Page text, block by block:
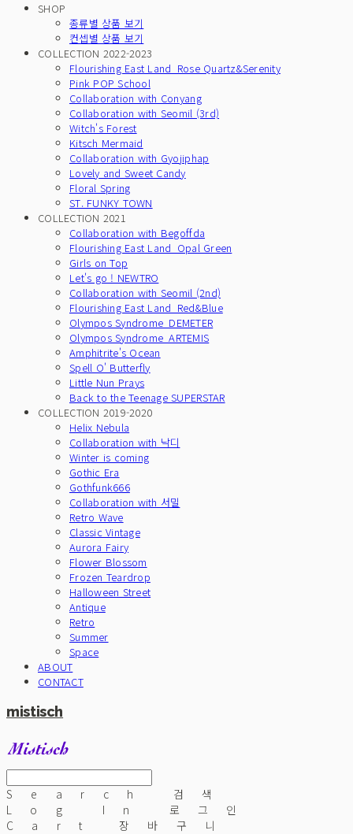
SHOP
종류별 상품 보기
컨셉별 상품 보기
COLLECTION 2022-2023
Flourishing East Land_Rose Quartz&Serenity
Pink POP School
Collaboration with Conyang
Collaboration with Seomil (3rd)
Witch's Forest
Kitsch Mermaid
Collaboration with Gyojiphap
Lovely and Sweet Candy
Floral Spring
ST. FUNKY TOWN
COLLECTION 2021
Collaboration with Begoffda
Flourishing East Land_Opal Green
Girls on Top
Let's go ! NEWTRO
Collaboration with Seomil (2nd)
Flourishing East Land_Red&Blue
Olympos Syndrome_DEMETER
Olympos Syndrome_ARTEMIS
Amphitrite's Ocean
Spell O' Butterfly
Little Nun Prays
Back to the Teenage SUPERSTAR
COLLECTION 2019-2020
Helix Nebula
Collaboration with 낙디
Winter is coming
Gothic Era
Gothfunk666
Collaboration with 서밀
Retro Wave
Classic Vintage
Aurora Fairy
Flower Blossom
Frozen Teardrop
Halloween Street
Antique
Retro
Summer
Space
ABOUT
CONTACT
mistisch
Search
검색
Log In
로그인
Cart
장바구니